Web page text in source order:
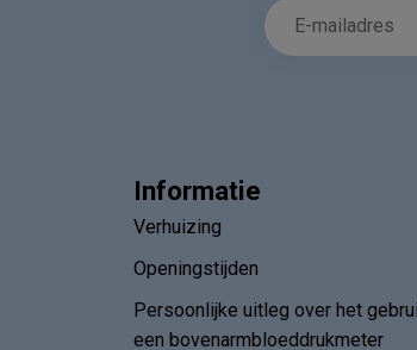
Informatie
Verhuizing
Openingstijden
Persoonlijke uitleg over het
een bovenarmbloeddrukmeter